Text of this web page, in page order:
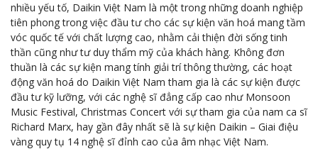
nhiều yếu tố, Daikin Việt Nam là một trong những doanh nghiệp
tiên phong trong việc đầu tư cho các sự kiện văn hoá mang tầm
vóc quốc tế với chất lượng cao, nhằm cải thiện đời sống tinh
thần cũng như tư duy thẩm mỹ của khách hàng. Không đơn
thuần là các sự kiện mang tính giải trí thông thường, các hoạt
động văn hoá do Daikin Việt Nam tham gia là các sự kiện được
đầu tư kỹ lưỡng, với các nghệ sĩ đẳng cấp cao như Monsoon
Music Festival, Christmas Concert với sự tham gia của nam ca sĩ
Richard Marx, hay gần đây nhất sẽ là sự kiện Daikin – Giai điệu
vàng quy tụ 14 nghệ sĩ đỉnh cao của âm nhạc Việt Nam.